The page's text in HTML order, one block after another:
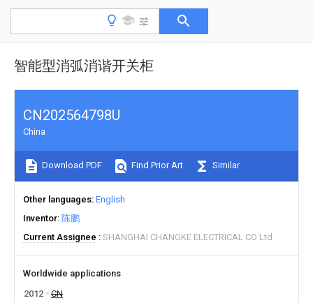
智能型消弧消谐开关柜
CN202564798U
China
Download PDF Find Prior Art Similar
Other languages English
Inventor 陈鹏
Current Assignee
SHANGHAI CHANGKE ELECTRICAL CO Ltd
Worldwide applications
2012
CN